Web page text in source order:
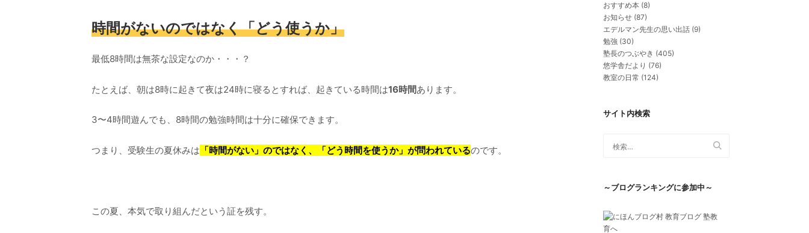
時間がないのではなく「どう使うか」
最低8時間は無茶な設定なのか・・・？
たとえば、朝は8時に起きて夜は24時に寝るとすれば、起きている時間は16時間あります。
3〜4時間遊んでも、8時間の勉強時間は十分に確保できます。
つまり、受験生の夏休みは 「時間がない」のではなく、「どう時間を使うか」が問われているのです。
この夏、本気で取り組んだという証を残す。
おすすめ本 (8)
お知らせ (87)
エデルマン先生の思い出話 (9)
勉強 (30)
塾長のつぶやき (405)
悠学舎だより (76)
教室の日常 (124)
サイト内検索
～ブログランキングに参加中～